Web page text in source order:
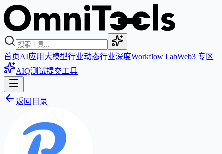
首页AI应用 大模型行业动态行业深度Workflow LabWeb3 专区
AIQ测试提交工具
返回目录